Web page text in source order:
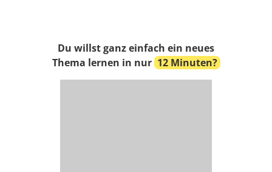
Du willst ganz einfach ein neues
Thema lernen in nur 12 Minuten?